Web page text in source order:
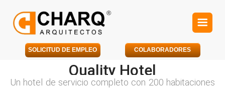
SOLICITUD DE EMPLEO COLABORADORES
Quality Hotel
Un hotel de servicio completo con 200 habitaciones